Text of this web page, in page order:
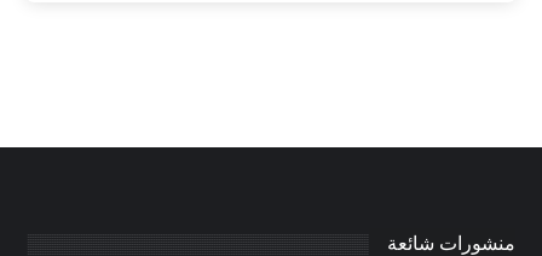
منشورات شائعة